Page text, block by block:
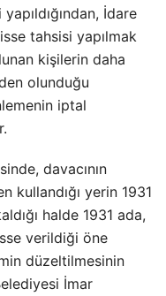
İdare
tahsisi yapılmak
kişilerin daha
olunduğu
iptal
davacının
kullandığı yerin 1931
halde 1931 ada,
verildiği öne
düzeltilmesinin
İmar